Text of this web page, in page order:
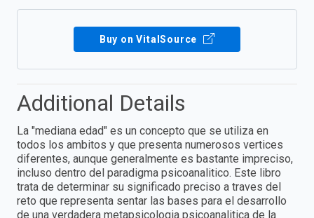
Buy on VitalSource
Additional Details
La "mediana edad" es un concepto que se utiliza en
todos los ambitos y que presenta numerosos vertices
diferentes, aunque generalmente es bastante impreciso,
incluso dentro del paradigma psicoanalitico. Este libro
trata de determinar su significado preciso a traves del
reto que representa sentar las bases para el desarrollo
de una verdadera metapsicologia psicoanalitica de la